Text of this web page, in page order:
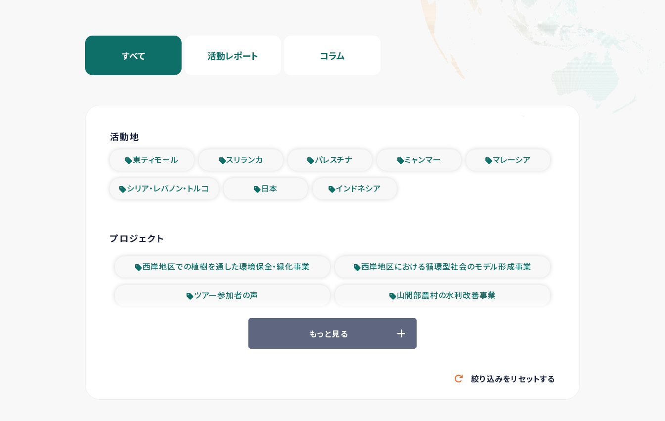
すべて 活動レポート コラム
活動地
東ティモール スリランカ パレスチナ ミャンマー マレーシア
シリア・レバノン・トルコ 日本 インドネシア
プロジェクト
西岸地区での植樹を通した環境保全・緑化事業 西岸地区における循環型社会のモデル形成事業
ツアー参加者の声 山間部農村の水利改善事業
緊急救援の時代 森林保全型農業の支援事業
東ティモール豪雨緊急支援 大雨による洪水被災者支援
シリア国内避難民・帰還民の生活再建支援
もっと見る
絞り込みをリセットする